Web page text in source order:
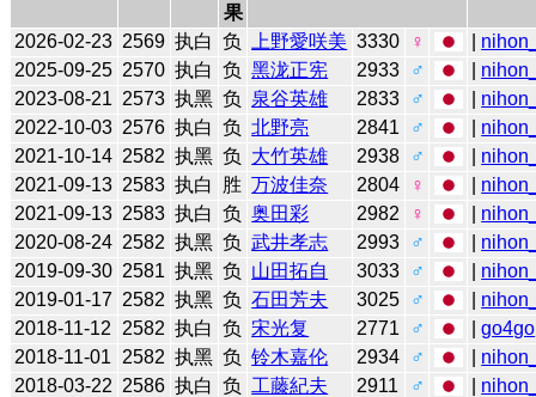
果
2026-02-23 2569 执白 负 上野愛咲美 3330 ♀
2025-09-25 2570 执白 负 黑泷正宪 2933 ♂
2023-08-21 2573 执黑 负 泉谷英雄 2833 ♂
2022-10-03 2576 执白 负 北野亮 2841 ♂
2021-10-14 2582 执黑 负 大竹英雄 2938 ♂
2021-09-13 2583 执白 胜 万波佳奈 2804 ♀
2021-09-13 2583 执白 负 奥田彩 2982 ♀
2020-08-24 2582 执黑 负 武井孝志 2993 ♂
2019-09-30 2581 执黑 负 山田拓自 3033 ♂
2019-01-17 2582 执黑 负 石田芳夫 3025 ♂
2018-11-12
2582 执白 负 宋光复 2771 ♂ |go4go
2018-11-01
2582 执黑 负 铃木嘉伦 2934 ♂
2018-03-22 2586 执白 负 工藤紀夫 2911 ♂